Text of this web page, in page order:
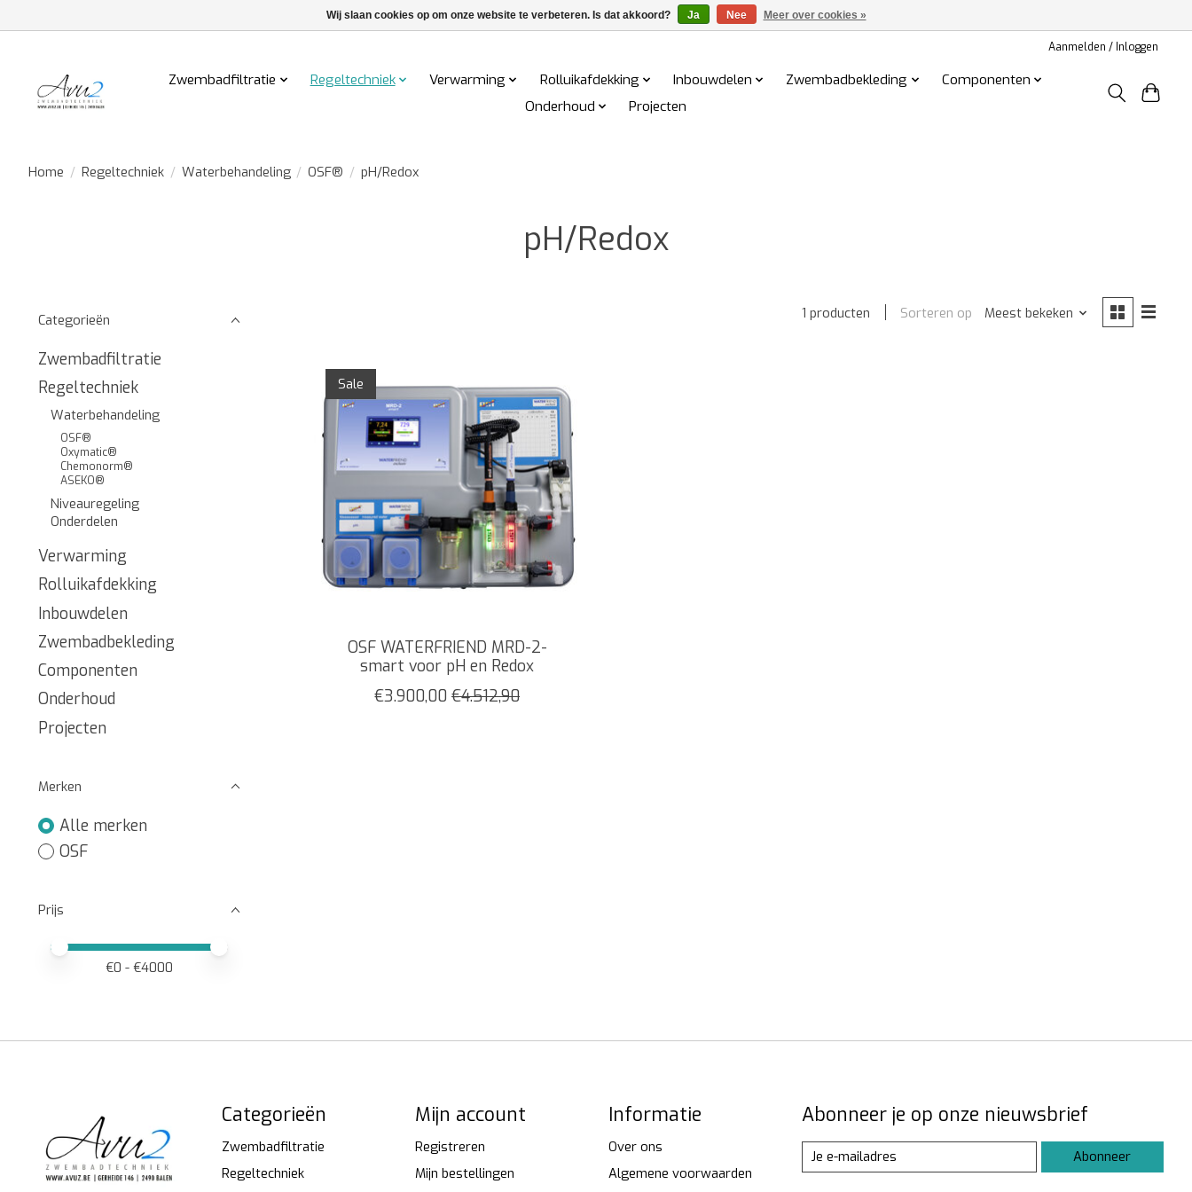
Aanmelden / Inloggen
Zwembadfiltratie Regeltechniek Verwarming Rolluikafdekking Inbouwdelen Zwembadbekleding
Componenten
Onderhoud
Projecten
Home / Regeltechniek / Waterbehandeling / OSF® / pH/Redox
pH/Redox
Categorieën
Zwembadfiltratie
Regeltechniek
Waterbehandeling
OSF®
Oxymatic®
Chemonorm®
ASEKO®
Niveauregeling
Onderdelen
Verwarming
Rolluikafdekking
Inbouwdelen
Zwembadbekleding
Componenten
Onderhoud
Projecten
Merken
Alle merken
OSF
Prijs
Minimale prijswaarde
Price maximum value
€0 - €4000
1 producten Sorteren op Meest bekeken
Sale
OSF WATERFRIEND MRD-2-
smart voor pH en Redox
€3.900,00 €4.512,90
Categorieën
Zwembadfiltratie
Regeltechniek
Mijn account
Registreren
Mijn bestellingen
Informatie
Over ons
Algemene voorwaarden
Abonneer je op onze nieuwsbrief
Abonneer
Wij slaan cookies op om onze website te verbeteren. Is dat akkoord? Ja Nee Meer over cookies »